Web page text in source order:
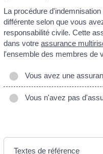
La procédure
différente selon que vous
responsabilité civile. Cette
dans votreassurance
l'ensemble des membres de
Vous avez une
Vous n'avez pas
Textes de référence